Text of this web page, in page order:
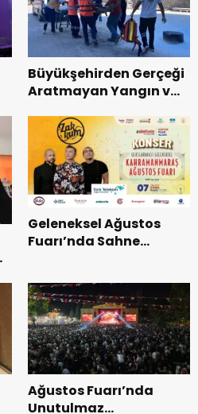
Büyükşehirden Gerçeği
Aratmayan Yangın ve
Geleneksel Ağustos
Fuarı’nda Sahne
Ağustos Fuarı’nda
Unutulmaz